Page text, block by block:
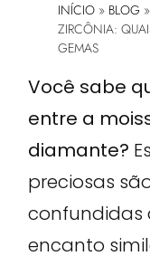
INÍCIO » BLOG »
ZIRCÔNIA:
GEMAS
Você sabe
entre a
diamante?
preciosas
confundidas
encanto